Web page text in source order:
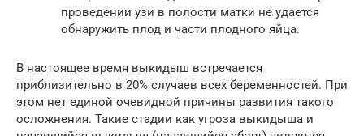
проведении узи в полости матки не удается
обнаружить плод и части плодного яйца.
В настоящее время выкидыш встречается
приблизительно в 20% случаев всех беременностей. При
этом нет единой очевидной причины развития такого
осложнения. Такие стадии как угроза выкидыша и